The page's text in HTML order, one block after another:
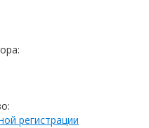
регистрации